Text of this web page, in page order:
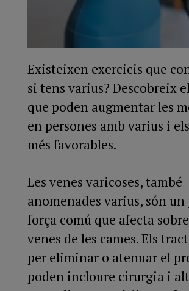
Existeixen exercicis que
si tens varius? Descobreix
que poden augmentar les
en persones amb varius i
més favorables.
Les venes varicoses, també
anomenades varius, són
força comú que afecta
venes de les cames. Els
per eliminar o atenuar el
poden incloure cirurgia i